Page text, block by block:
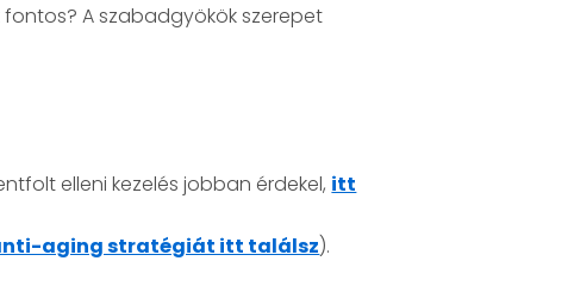
A szabadgyökök szerepet
elleni kezelés jobban érdekel, itt
aging stratégiát itt találsz).